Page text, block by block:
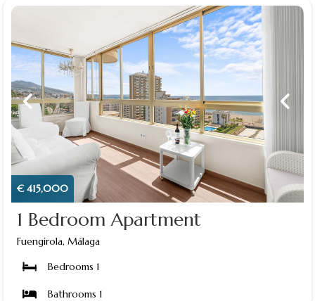
€ 415,000
1 Bedroom Apartment
Fuengirola, Málaga
Bedrooms 1
Bathrooms 1